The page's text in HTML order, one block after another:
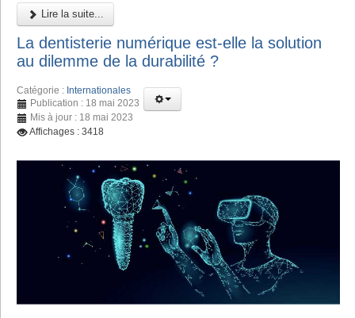
Lire la suite...
La dentisterie numérique est-elle la solution
au dilemme de la durabilité ?
Catégorie : Internationales
Publication : 18 mai 2023
Mis à jour : 18 mai 2023
Affichages : 3418